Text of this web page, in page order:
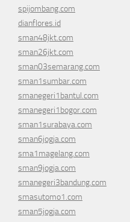
spijombang.com
dianflores.id
sman48jkt.com
sman26jkt.com
sman03semarang.com
sman1sumbar.com
smanegeri1bantul.com
smanegeri1bogor.com
sman1surabaya.com
sman6jogja.com
sma1magelang.com
sman9jogja.com
smanegeri3bandung.com
smasutomo1.com
sman5jogja.com